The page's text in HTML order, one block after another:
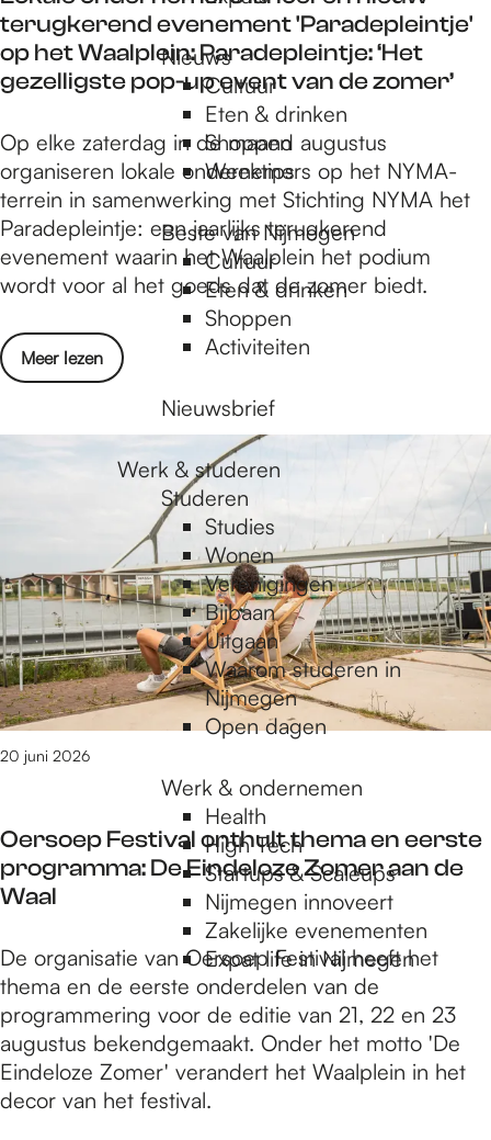
Nieuws
Cultuur
Eten & drinken
Shoppen
Weektips
Beste van Nijmegen
Cultuur
Eten & drinken
Shoppen
Activiteiten
Nieuwsbrief
Werk & studeren
Studeren
Studies
Wonen
Verenigingen
Bijbaan
Uitgaan
Waarom studeren in
Nijmegen
Open dagen
Werk & ondernemen
Health
High Tech
Startups & Scaleups
Nijmegen innoveert
Zakelijke evenementen
Expat life in Nijmegen
u
l
t
t
e
n
terugkerend evenement 'Paradepleintje'
op het Waalplein: Paradepleintje: ‘Het
gezelligste pop-up event van de zomer’
L
o
k
a
l
e
n
d
r
s
l
a
n
c
e
r
n
n
i
e
w
t
e
r
u
g
Op elke zaterdag in de maand augustus
organiseren lokale ondernemers op het NYMA-
terrein in samenwerking met Stichting NYMA het
Paradepleintje: een jaarlijks terugkerend
evenement waarin het Waalplein het podium
wordt voor al het goeds dat de zomer biedt.
Meer lezen
o
v
l
e
o
n
d
e
r
m
e
l
a
n
c
e
r
Oersoep Festival onthult thema en eerste
programma: De Eindeloze Zomer aan de
Waal
20 juni 2026
O
e
r
s
o
e
De organisatie van Oersoep Festival heeft het
thema en de eerste onderdelen van de
programmering voor de editie van 21, 22 en 23
augustus bekendgemaakt. Onder het motto 'De
Eindeloze Zomer' verandert het Waalplein in het
decor van het festival.